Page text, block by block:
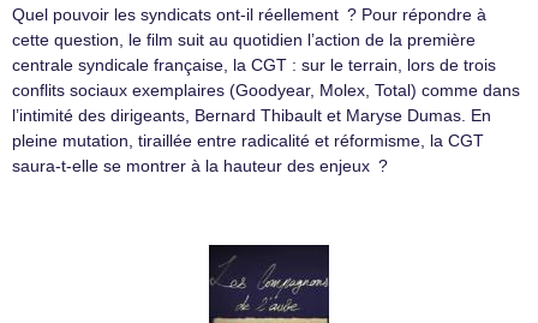
Quel pouvoir les syndicats ont-il réellement ? Pour répondre à
cette question, le film suit au quotidien l’action de la première
centrale syndicale française, la CGT : sur le terrain, lors de trois
conflits sociaux exemplaires (Goodyear, Molex, Total) comme dans
l’intimité des dirigeants, Bernard Thibault et Maryse Dumas. En
pleine mutation, tiraillée entre radicalité et réformisme, la CGT
saura-t-elle se montrer à la hauteur des enjeux ?